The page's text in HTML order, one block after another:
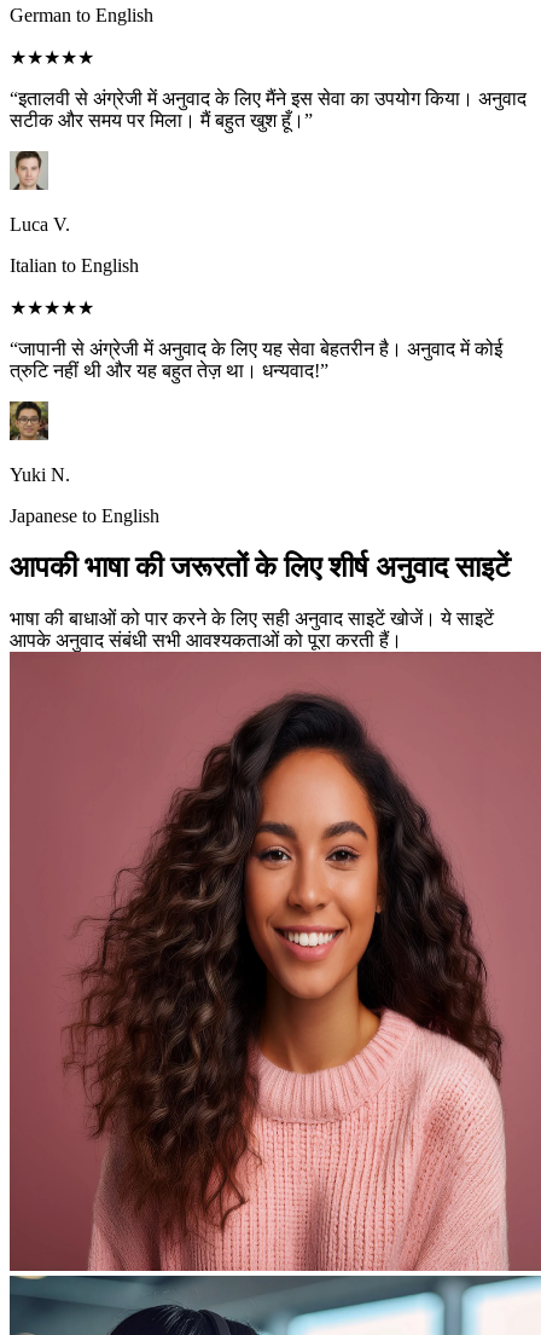
German to English
★★★★★
“इतालवी से अंग्रेजी में अनुवाद के लिए मैंने इस सेवा का उपयोग किया। अनुवाद
सटीक और समय पर मिला। मैं बहुत खुश हूँ।”
Luca V.
Italian to English
★★★★★
“जापानी से अंग्रेजी में अनुवाद के लिए यह सेवा बेहतरीन है। अनुवाद में कोई
त्रुटि नहीं थी और यह बहुत तेज़ था। धन्यवाद!”
Yuki N.
Japanese to English
आपकी भाषा की जरूरतों के लिए शीर्ष अनुवाद साइटें
भाषा की बाधाओं को पार करने के लिए सही अनुवाद साइटें खोजें। ये साइटें
आपके अनुवाद संबंधी सभी आवश्यकताओं को पूरा करती हैं।